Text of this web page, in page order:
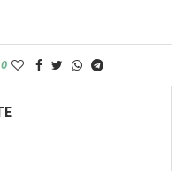
0